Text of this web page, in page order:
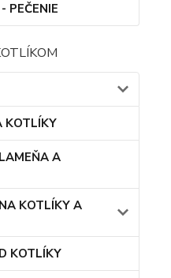
PEČENIE
KOTLÍKY
A
KOTLÍKY A
KOTLÍKY